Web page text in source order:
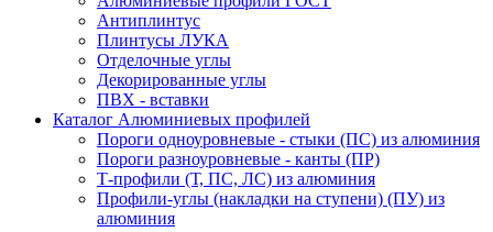
Антиплинтус
Плинтусы ЛУКА
Отделочные углы
Декорированные углы
ПВХ - вставки
Каталог Алюминиевых профилей
Пороги одноуровневые - стыки (ПС) из алюминия
Пороги разноуровневые - канты (ПР)
Т-профили (Т, ПС, ЛС) из алюминия
Профили-углы (накладки на ступени) (ПУ) из
алюминия